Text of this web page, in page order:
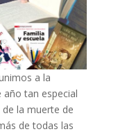
a la
año tan especial
la muerte de
de todas las